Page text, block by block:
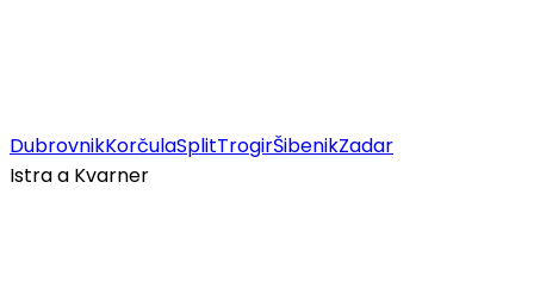
DubrovnikKorčulaSplitTrogirŠibenikZadar
Istra a Kvarner